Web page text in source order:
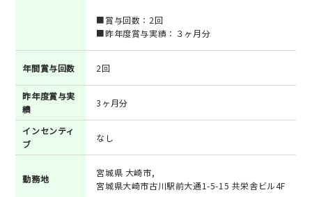
■賞与回数：2回
■昨年度賞与実績：３ヶ月分
年間賞与回数 2回
昨年度賞与実
績
3ヶ月分
インセンティ
ブ
なし
勤務地
宮城県 大崎市,
宮城県大崎市古川駅前大通1-5-15 共栄舎ビル4F